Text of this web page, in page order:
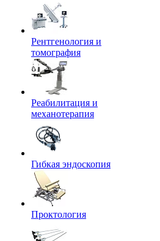
Рентгенология и
томография
Реабилитация и
механотерапия
Гибкая эндоскопия
Проктология